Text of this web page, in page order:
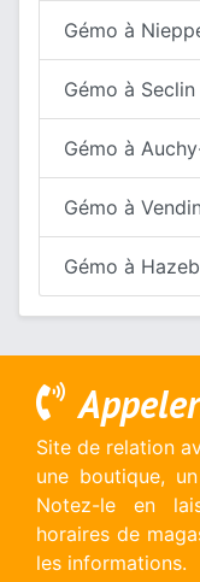
Gémo à
Gémo à Seclin
Gémo à
Gémo à
Gémo à
Appeler
Site de relation
une boutique,
Notez-le en
horaires de
les informations.